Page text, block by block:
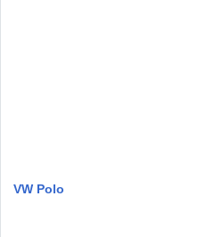
VW Polo